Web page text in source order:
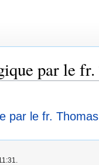
par le fr.
par le fr.